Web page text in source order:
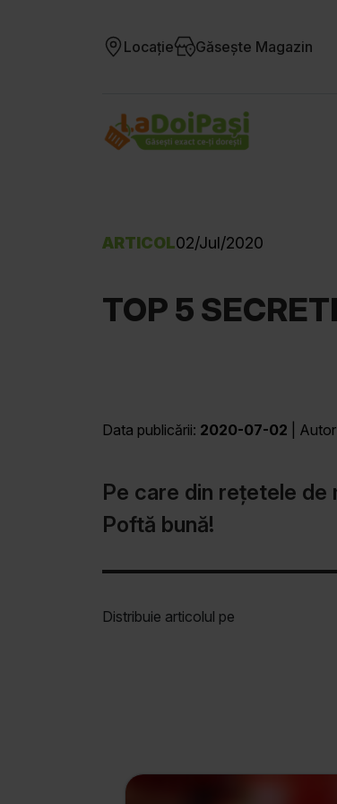
Locație Găsește Magazin
ARTICOL02/Jul/2020
TOP 5
Data publicării: 2020-07-02 |
Pe care din rețetele de
Poftă bună!
Distribuie articolul pe